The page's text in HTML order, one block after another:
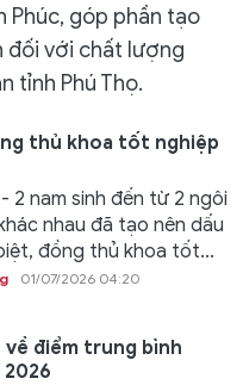
Phúc, góp phần tạo
đối với chất lượng
tỉnh Phú Thọ.
thủ khoa tốt nghiệp
2 nam sinh đến từ 2 ngôi
nhau đã tạo nên dấu
đồng thủ khoa tốt...
01/07/2026 04:20
điểm trung bình